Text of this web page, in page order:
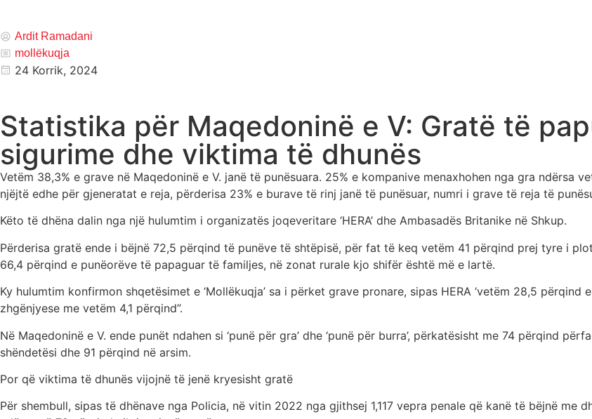
Ardit Ramadani
mollëkuqja
24 Korrik, 2024
Statistika për Maqedoninë e V: Gratë të
sigurime dhe viktima të dhunës
Vetëm 38,3% e grave në Maqedoninë e V. janë të punësuara. 25% e kompanive menaxhohen nga gra ndërsa
njëjtë edhe për gjeneratat e reja, përderisa 23% e burave të rinj janë të punësuar, numri i grave të reja të
Këto të dhëna dalin nga një hulumtim i organizatës joqeveritare ‘HERA’ dhe Ambasadës Britanike në Shkup.
Përderisa gratë ende i bëjnë 72,5 përqind të punëve të shtëpisë, për fat të keq vetëm 41 përqind prej tyre i
66,4 përqind e punëorëve të papaguar të familjes, në zonat rurale kjo shifër është më e lartë.
Ky hulumtim konfirmon shqetësimet e ‘Mollëkuqja’ sa i përket grave pronare, sipas HERA ‘vetëm 28,5
zhgënjyese me vetëm 4,1 përqind”.
Në Maqedoninë e V. ende punët ndahen si ‘punë për gra’ dhe ‘punë për burra’, përkatësisht me 74 përqind
shëndetësi dhe 91 përqind në arsim.
Por që viktima të dhunës vijojnë të jenë kryesisht gratë
Për shembull, sipas të dhënave nga Policia, në vitin 2022 nga gjithsej 1,117 vepra penale që kanë të bëjnë me